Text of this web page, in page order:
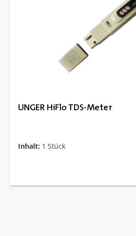
UNGER HiFlo TDS-Meter
Inhalt: 1 Stück